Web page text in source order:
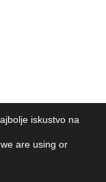
|
iskustvo na
are using or